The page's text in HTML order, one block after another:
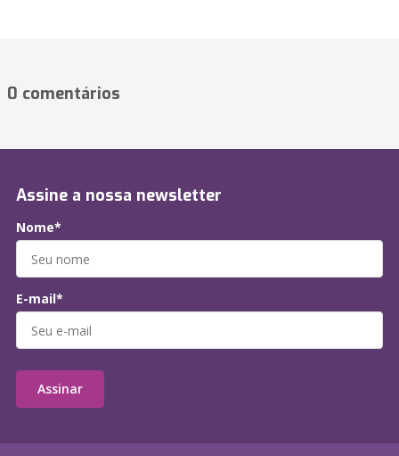
0 comentários
Assine a nossa newsletter
Nome*
E-mail*
Assinar